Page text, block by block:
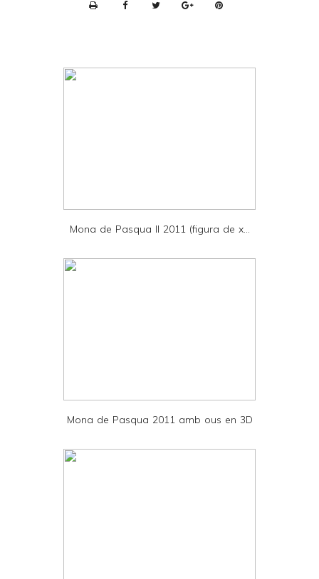
n
d
Mona de Pasqua II 2011 (figura de x...
Mona de Pasqua 2011 amb ous en 3D